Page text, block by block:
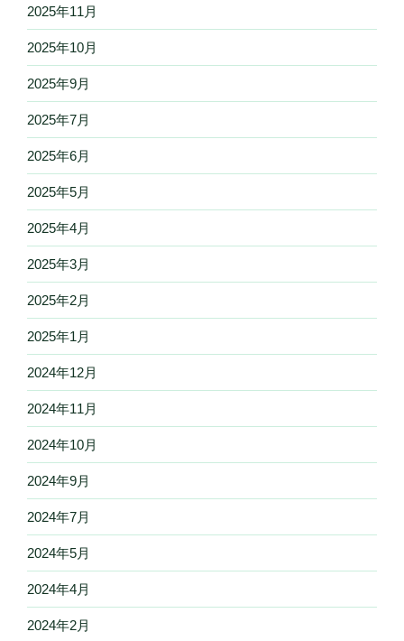
2025年11月
2025年10月
2025年9月
2025年7月
2025年6月
2025年5月
2025年4月
2025年3月
2025年2月
2025年1月
2024年12月
2024年11月
2024年10月
2024年9月
2024年7月
2024年5月
2024年4月
2024年2月